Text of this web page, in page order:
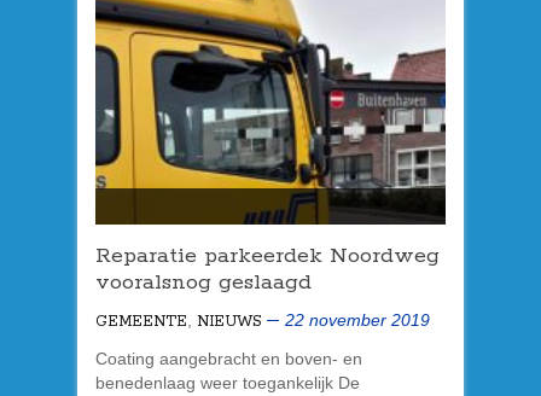
Reparatie parkeerdek Noordweg
vooralsnog geslaagd
GEMEENTE, NIEUWS
22 november 2019
Coating aangebracht en boven- en
benedenlaag weer toegankelijk De